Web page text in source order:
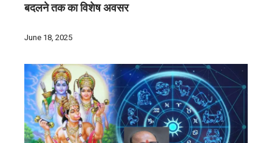
बदलने तक का विशेष अवसर
June 18, 2025